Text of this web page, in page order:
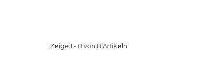
Zeige 1 - 8 von 8 Artikeln